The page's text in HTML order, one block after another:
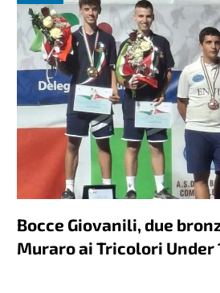
Bocce Giovanili, due
Muraro ai Tricolori Under